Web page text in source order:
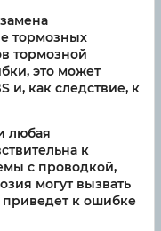
тормозных
тормозной
это может
и, как следствие, к
любая
к
с проводкой,
могут вызвать
приведет к ошибке